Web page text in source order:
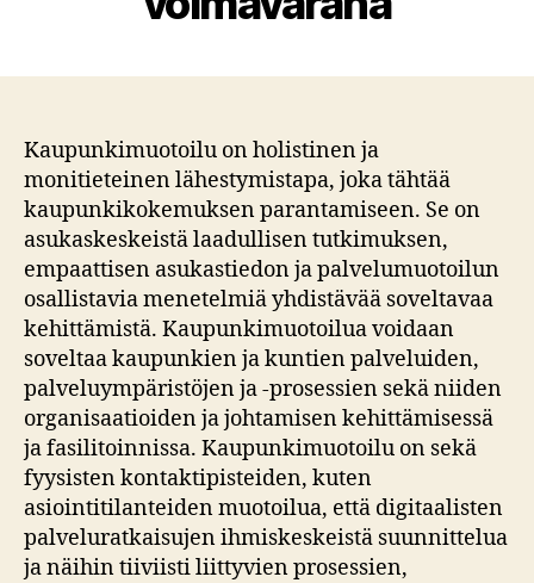
Kaupunkimuotoilu on holistinen ja
monitieteinen lähestymistapa, joka tähtää
kaupunkikokemuksen parantamiseen. Se on
asukaskeskeistä laadullisen tutkimuksen,
empaattisen asukastiedon ja palvelumuotoilun
osallistavia menetelmiä yhdistävää soveltavaa
kehittämistä. Kaupunkimuotoilua voidaan
soveltaa kaupunkien ja kuntien palveluiden,
palveluympäristöjen ja -prosessien sekä niiden
organisaatioiden ja johtamisen kehittämisessä
ja fasilitoinnissa. Kaupunkimuotoilu on sekä
fyysisten kontaktipisteiden, kuten
asiointitilanteiden muotoilua, että digitaalisten
palveluratkaisujen ihmiskeskeistä suunnittelua
ja näihin tiiviisti liittyvien prosessien,